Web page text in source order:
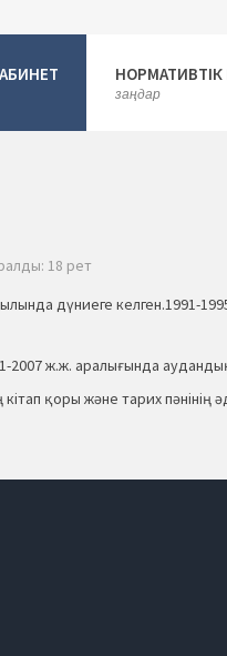
НОРМАТИВТІК
заңдар
18 рет
дүниеге келген.1991-
ж.ж. аралығында
қоры және тарих пәнінің